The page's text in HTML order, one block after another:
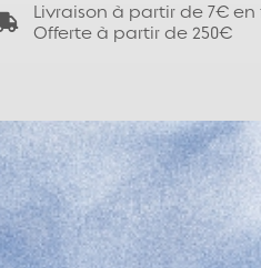
Livraison à partir de 7€
Offerte à partir de 250€